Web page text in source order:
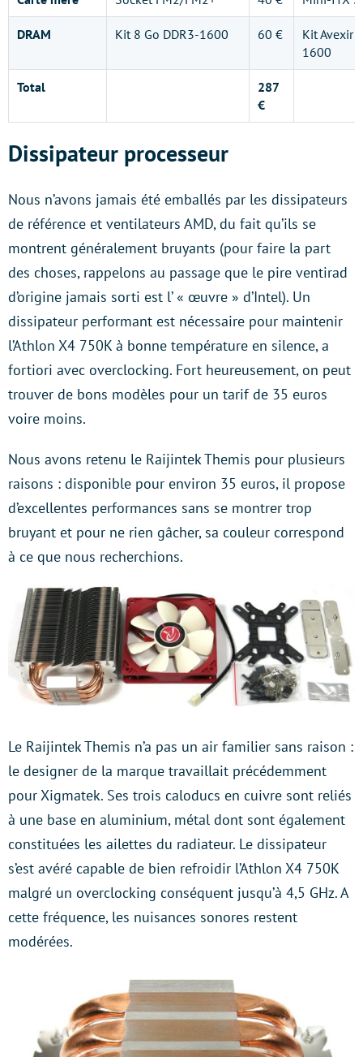
DRAM Kit 8 Go DDR3-1600 60 €
Kit Avexir
1600
Total
287
€
Dissipateur processeur
Nous n’avons jamais été emballés par les dissipateurs
de référence et ventilateurs AMD, du fait qu’ils se
montrent généralement bruyants (pour faire la part
des choses, rappelons au passage que le pire ventirad
d’origine jamais sorti est l’ « œuvre » d’Intel). Un
dissipateur performant est nécessaire pour maintenir
l’Athlon X4 750K à bonne température en silence, a
fortiori avec overclocking. Fort heureusement, on peut
trouver de bons modèles pour un tarif de 35 euros
voire moins.
Nous avons retenu le Raijintek Themis pour plusieurs
raisons : disponible pour environ 35 euros, il propose
d’excellentes performances sans se montrer trop
bruyant et pour ne rien gâcher, sa couleur correspond
à ce que nous recherchions.
Le Raijintek Themis n’a pas un air familier sans raison :
le designer de la marque travaillait précédemment
pour Xigmatek. Ses trois caloducs en cuivre sont reliés
à une base en aluminium, métal dont sont également
constituées les ailettes du radiateur. Le dissipateur
s’est avéré capable de bien refroidir l’Athlon X4 750K
malgré un overclocking conséquent jusqu’à 4,5 GHz. A
cette fréquence, les nuisances sonores restent
modérées.